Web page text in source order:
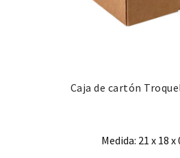
Caja de cartón
Medida: 21 x 18 x